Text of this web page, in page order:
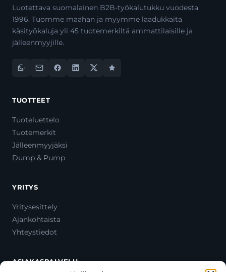
Luotettava suomalainen B2B-työkalutukku vuodesta
1996. Tuomme maahan ja myymme laadukkaita
käsityökaluja yli 45 tuotemerkiltä ammattilaisille ja
jälleenmyyjille.
TUOTTEET
Tuoteluettelo
Tuotemerkit
Jälleenmyyjäksi
Dump & Pump
YRITYS
Yritysesittely
Ajankohtaista
Yhteystiedot
ASIAKASPALVELU